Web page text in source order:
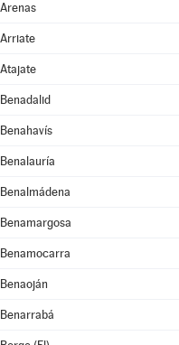
Arenas
Arriate
Atajate
Benadalid
Benahavís
Benalauría
Benalmádena
Benamargosa
Benamocarra
Benaoján
Benarrabá